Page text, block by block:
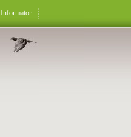
Informator